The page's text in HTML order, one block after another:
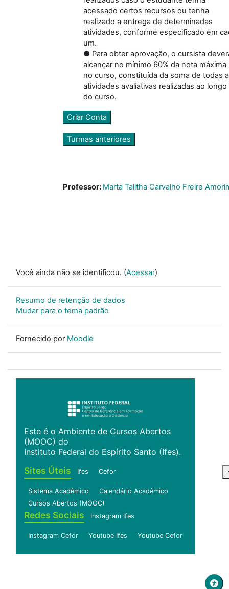
acessado certos recursos ou tenha
realizado a entrega de determinadas
atividades, conforme especificado em
um.
● Para obter aprovação, o cursista
alcançar no mínimo 60% da nota máxima
no curso, constituída da soma de todas
atividades avaliativas realizadas ao longo
do curso.
Criar Conta
Turmas anteriores
Professor: Marta Talitha Carvalho Freire
Você ainda não se identificou. (Acessar)
Resumo de retenção de dados
Mudar para o tema padrão
Fornecido por Moodle
Este é o Ambiente de Cursos Abertos
(MOOC) do
Instituto Federal do Espírito Santo (Ifes).
Sites Úteis Ifes Cefor
Sistema Acadêmico
Calendário Acadêmico
Cursos Abertos (MOOC)
Redes Sociais Instagram Ifes
Instagram Cefor Youtube Ifes Youtube Cefor